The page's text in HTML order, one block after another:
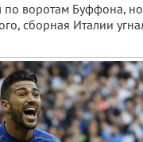
воротам Буффона, но
сборная Италии